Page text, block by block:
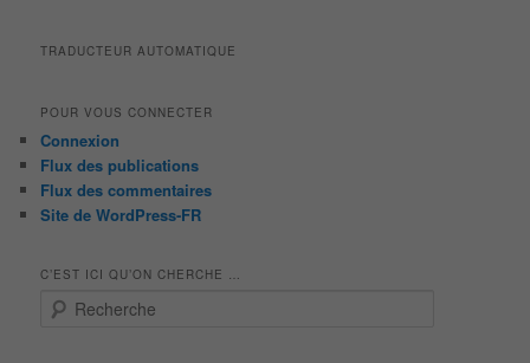
TRADUCTEUR AUTOMATIQUE
POUR VOUS CONNECTER
Connexion
Flux des publications
Flux des commentaires
Site de WordPress-FR
C’EST ICI QU’ON CHERCHE …